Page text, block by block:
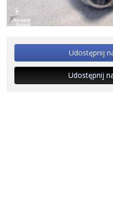
Udostępnij
Udostępnij